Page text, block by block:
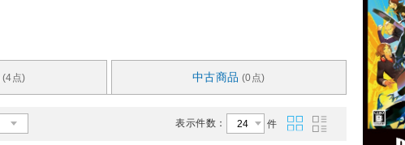
(4点) 中古商品 (0点)
表示件数： 件